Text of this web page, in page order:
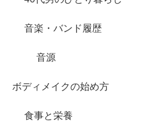
音楽・バンド履歴
音源
ボディメイクの始め方
食事と栄養